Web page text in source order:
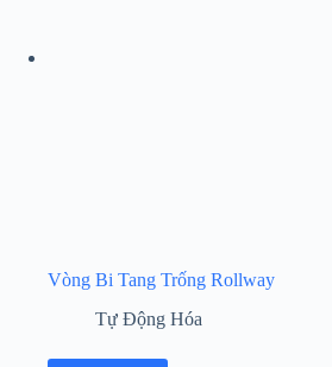
Vòng Bi Tang Trống Rollway
Tự Động Hóa